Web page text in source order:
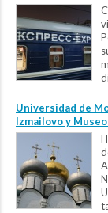
Universidad de
Izmailovo y